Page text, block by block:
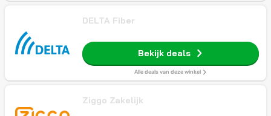
DELTA Fiber
Bekijk deals
Alle deals van deze winkel
Ziggo Zakelijk